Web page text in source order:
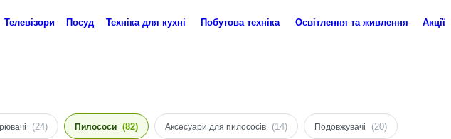
Телевізори Посуд Техніка для кухні Побутова техніка Освітлення та живлення Акції
(24) Пилососи (82) Аксесуари для пилососів (14) Подовжувачі (20)